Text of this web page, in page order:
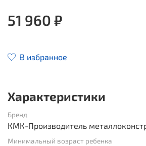
51 960 ₽
В избранное
Характеристики
Бренд
КМК-Производитель
Минимальный возраст ребенка